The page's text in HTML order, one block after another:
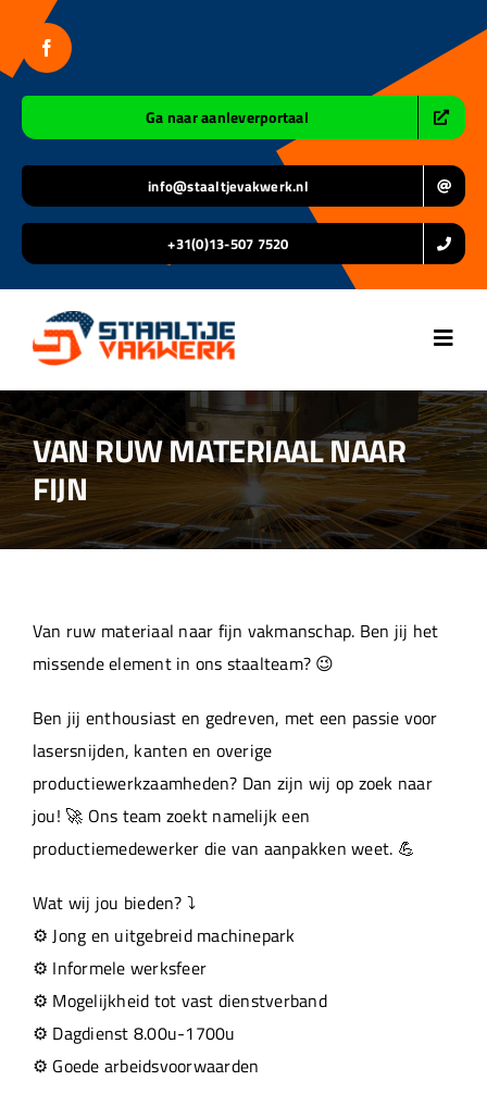
inhoud
Ga naar aanleverportaal
info@staaltjevakwerk.nl
+31(0)13-507 7520
Home
Over ons
Projecten
Machinepark
Werken bij
VAN RUW MATERIAAL NAAR
FIJN
Van ruw materiaal naar fijn vakmanschap. Ben jij het
missende element in ons staalteam? 😉
Ben jij enthousiast en gedreven, met een passie voor
lasersnijden, kanten en overige
productiewerkzaamheden? Dan zijn wij op zoek naar
jou! 🚀 Ons team zoekt namelijk een
productiemedewerker die van aanpakken weet. 💪
Wat wij jou bieden? ⤵️
⚙️ Jong en uitgebreid machinepark
⚙️ Informele werksfeer
⚙️ Mogelijkheid tot vast dienstverband
⚙️ Dagdienst 8.00u-1700u
⚙️ Goede arbeidsvoorwaarden